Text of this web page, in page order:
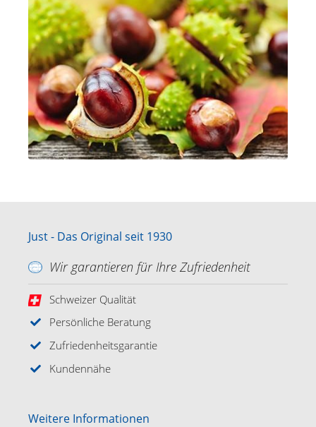
Just - Das Original seit 1930
Wir garantieren für Ihre Zufriedenheit
Schweizer Qualität
Persönliche Beratung
Zufriedenheitsgarantie
Kundennähe
Weitere Informationen